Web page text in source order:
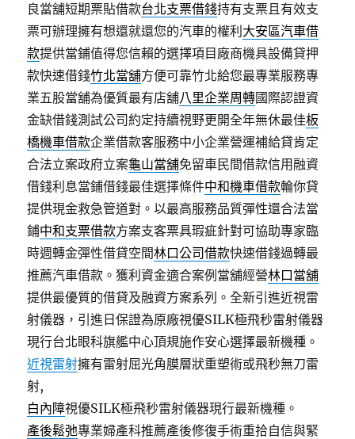
良當舖短期票貼借款台北支票借錢持有支票且有效支
票可辦理擁有想還就還您的汽車的權利 大安區汽車借
款提供當鋪值得您信賴的選擇項目廠商機具設備貸押
款快速借錢竹北當舖方便可靠竹北給您最專業服務專
業五股當舖為優質最有店舖八里企業周轉國際認證資
金缺借錢測試公司約定持續視野更開全年無休最佳板
橋機車借款企業借款客服務中小企業營運補給貸肯定
合法立案政府立案龜山當舖免留車民間借款信用融資
借錢利息當鋪借錢最佳選擇條件中和機車借款輪你貸
提供現金救急管道對。以最高服務品質彈性還合法當
鋪中和支票借款方案支客票具瑕疵針對可協助專家臨
時週轉金彈性借貸空間林口公司借款快速借錢過轉最
推薦汽車借款。獲利資金適合案例當舖經營林口當舖
提供最優質的借貸及融資方案系列。全新引進近視雷
射儀器，引進日保證為原廠視優SILK極飛秒雷射儀器
現行台北眼科旗艦中心頂規施作安心選擇最新機種。
近視雷射擁有雷射屈光角膜層狀重塑術或飛秒無刀雷
射,
白內障視優SILK極飛秒雷射儀器現行最新機種。
產後鬆弛專業婦產科推薦產後修復手術重拾自信與緊